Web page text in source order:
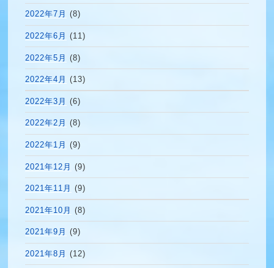
2022年7月 (8)
2022年6月 (11)
2022年5月 (8)
2022年4月 (13)
2022年3月 (6)
2022年2月 (8)
2022年1月 (9)
2021年12月 (9)
2021年11月 (9)
2021年10月 (8)
2021年9月 (9)
2021年8月 (12)